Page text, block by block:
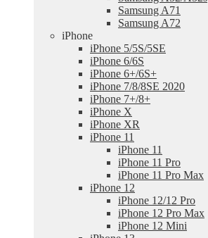
Samsung A71
Samsung A72
iPhone
iPhone 5/5S/5SE
iPhone 6/6S
iPhone 6+/6S+
iPhone 7/8/8SE 2020
iPhone 7+/8+
iPhone X
iPhone XR
iPhone 11
iPhone 11
iPhone 11 Pro
iPhone 11 Pro Max
iPhone 12
iPhone 12/12 Pro
iPhone 12 Pro Max
iPhone 12 Mini